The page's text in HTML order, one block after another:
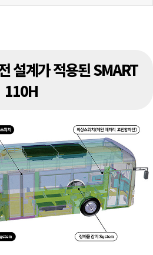
설계가 적용된 SMART
110H